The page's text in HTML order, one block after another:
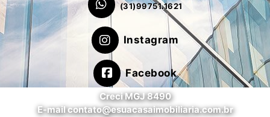
(31)99751.1621
Instagram
Facebook
Creci MGJ 8490
E-mail contato@esuacasaimobiliaria.com.br